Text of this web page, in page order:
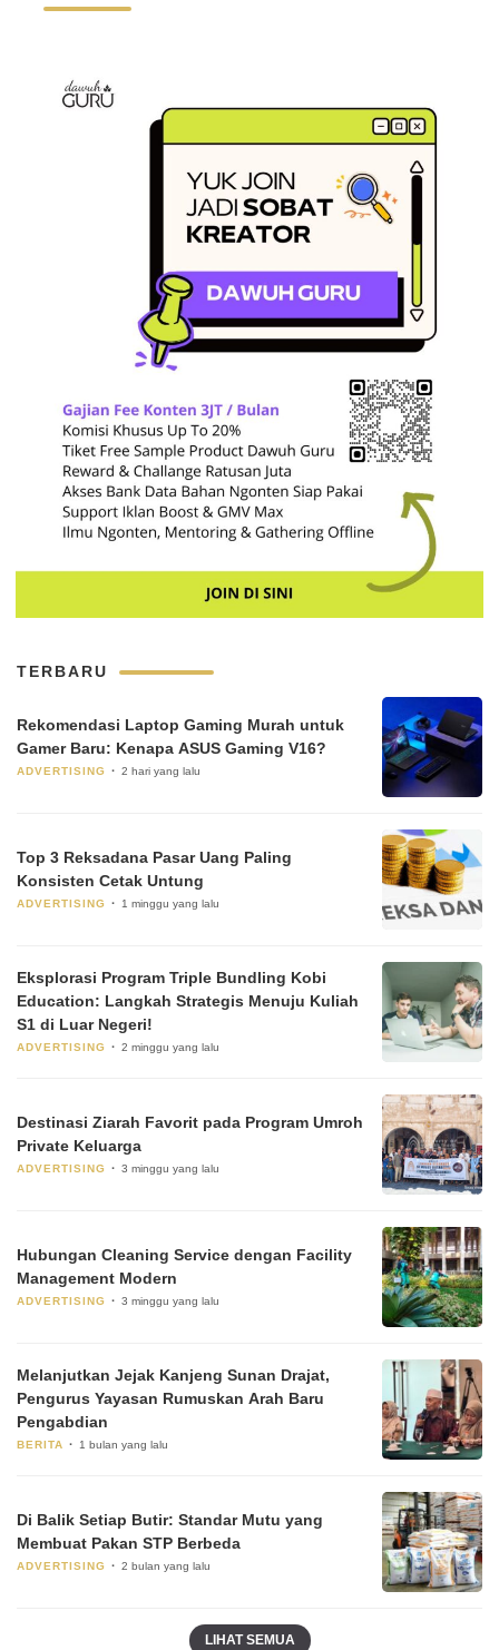
TERBARU
Rekomendasi Laptop Gaming Murah untuk
Gamer Baru: Kenapa ASUS Gaming V16?
ADVERTISING 2 hari yang lalu
Top 3 Reksadana Pasar Uang Paling
Konsisten Cetak Untung
ADVERTISING 1 minggu yang lalu
Eksplorasi Program Triple Bundling Kobi
Education: Langkah Strategis Menuju Kuliah
S1 di Luar Negeri!
ADVERTISING 2 minggu yang lalu
Destinasi Ziarah Favorit pada Program Umroh
Private Keluarga
ADVERTISING 3 minggu yang lalu
Hubungan Cleaning Service dengan Facility
Management Modern
ADVERTISING 3 minggu yang lalu
Melanjutkan Jejak Kanjeng Sunan Drajat,
Pengurus Yayasan Rumuskan Arah Baru
Pengabdian
BERITA 1 bulan yang lalu
Di Balik Setiap Butir: Standar Mutu yang
Membuat Pakan STP Berbeda
ADVERTISING 2 bulan yang lalu
LIHAT SEMUA